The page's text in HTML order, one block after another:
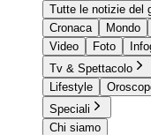
Tutte le notizie del
Cronaca
Mondo
Video
Foto
Tv & Spettacolo
Lifestyle
Speciali
Chi siamo